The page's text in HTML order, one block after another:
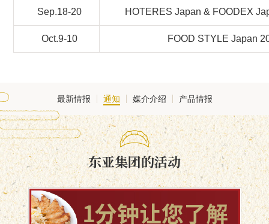
Sep.18-20 HOTERES Japan & FOODEX
Oct.9-10 FOOD STYLE Japan
最新情报 通知 媒介介绍 产品情报
东亚集团的活动